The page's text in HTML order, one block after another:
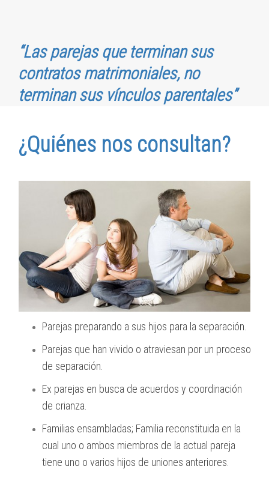
“Las parejas que terminan sus
contratos matrimoniales, no
terminan sus vínculos parentales”
¿Quiénes nos consultan?
Parejas preparando a sus hijos para la separación.
Parejas que han vivido o atraviesan por un proceso
de separación.
Ex parejas en busca de acuerdos y coordinación
de crianza.
Familias ensambladas; Familia reconstituida en la
cual uno o ambos miembros de la actual pareja
tiene uno o varios hijos de uniones anteriores.